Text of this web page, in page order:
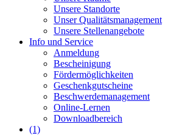
Unsere Standorte
Unser Qualitätsmanagement
Unsere Stellenangebote
Info und Service
Anmeldung
Bescheinigung
Fördermöglichkeiten
Geschenkgutscheine
Beschwerdemanagement
Online-Lernen
Downloadbereich
(1)